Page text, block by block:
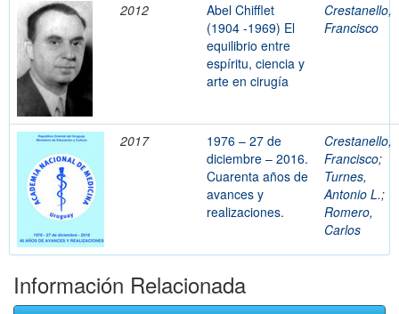
2012
Abel Chifflet
(1904 -1969) El
equilibrio entre
espíritu, ciencia y
arte en cirugía
Crestanello,
Francisco
2017
1976 – 27 de
diciembre – 2016.
Cuarenta años de
avances y
realizaciones.
Crestanello,
Francisco;
Turnes,
Antonio L.;
Romero,
Carlos
Información Relacionada